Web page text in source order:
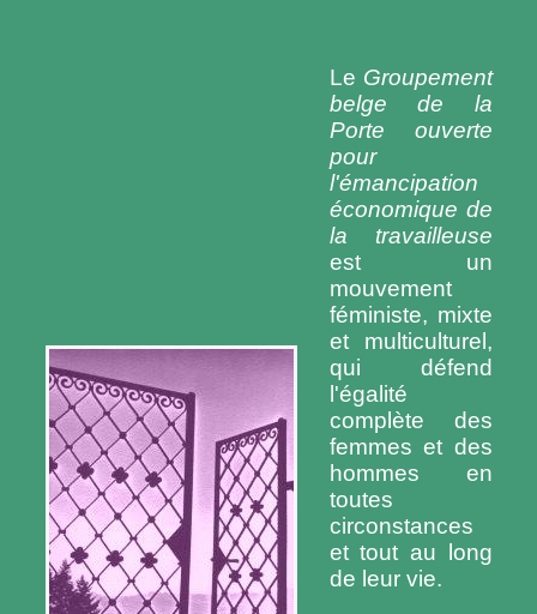
Le Groupement
belge de la
Porte ouverte
pour
l'émancipation
économique de
la travailleuse
est un
mouvement
féministe, mixte
et multiculturel,
qui défend
l'égalité
complète des
femmes et des
hommes en
toutes
circonstances
et tout au long
de leur vie.